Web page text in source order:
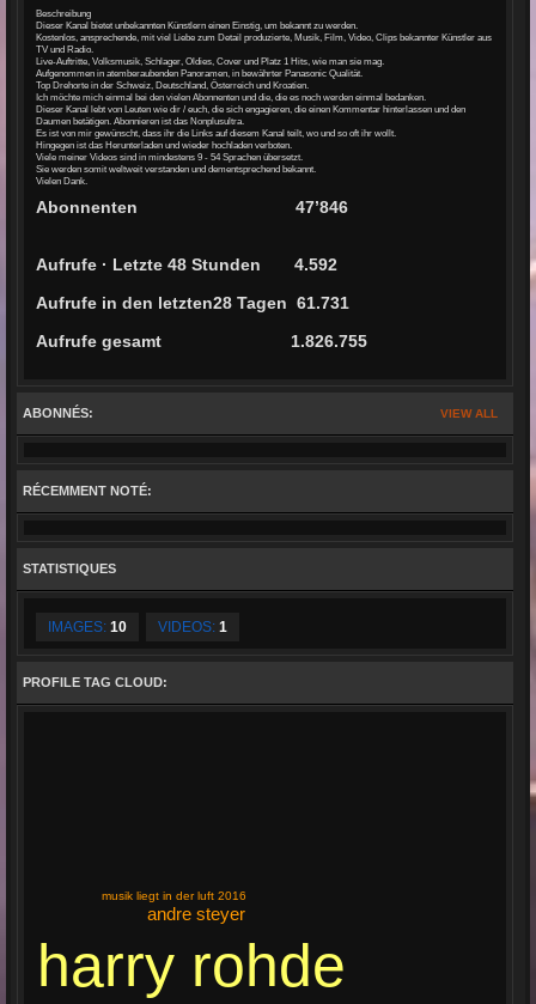
Beschreibung
Dieser Kanal bietet unbekannten Künstlern einen Einstig, um bekannt zu werden.
Kostenlos, ansprechende, mit viel Liebe zum Detail produzierte, Musik, Film, Video, Clips bekannter Künstler aus
TV und Radio.
Live-Auftritte, Volksmusik, Schlager, Oldies, Cover und Platz 1 Hits, wie man sie mag.
Aufgenommen in atemberaubenden Panoramen, in bewährter Panasonic Qualität.
Top Drehorte in der Schweiz, Deutschland, Österreich und Kroatien.
Ich möchte mich einmal bei den vielen Abonnenten und die, die es noch werden einmal bedanken.
Dieser Kanal lebt von Leuten wie dir / euch, die sich engagieren, die einen Kommentar hinterlassen und den
Daumen betätigen. Abonnieren ist das Nonplusultra.
Es ist von mir gewünscht, dass ihr die Links auf diesem Kanal teilt, wo und so oft ihr wollt.
Hingegen ist das Herunterladen und wieder hochladen verboten.
Viele meiner Videos sind in mindestens 9 - 54 Sprachen übersetzt.
Sie werden somit weltweit verstanden und dementsprechend bekannt.
Vielen Dank.
Abon­nen­ten 47’846
Auf­ru­fe · Letzte 48 Stunden4.592
Auf­ru­fe in den letzten28 Tagen61.731
Auf­ru­fe gesamt 1.826.755
VIEW ALL
ABONNÉS:
RÉCEMMENT NOTÉ:
STATISTIQUES
IMAGES: 10 VIDEOS: 1
PROFILE TAG CLOUD:
harry rohde
andre steyer
musik liegt in der luft 2016